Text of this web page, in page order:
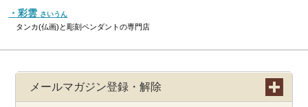
・彩雲 さいうん
タンカ(仏画)と彫刻ペンダントの専門店
メールマガジン登録・解除